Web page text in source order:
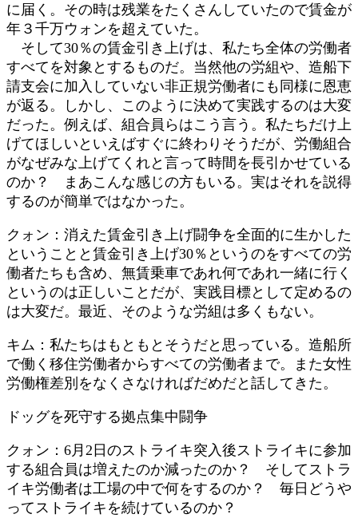
に届く。その時は残業をたくさんしていたので賃金が
年３千万ウォンを超えていた。
そして30％の賃金引き上げは、私たち全体の労働者
すべてを対象とするものだ。当然他の労組や、造船下
請支会に加入していない非正規労働者にも同様に恩恵
が返る。しかし、このように決めて実践するのは大変
だった。例えば、組合員らはこう言う。私たちだけ上
げてほしいといえばすぐに終わりそうだが、労働組合
がなぜみな上げてくれと言って時間を長引かせている
のか？ まあこんな感じの方もいる。実はそれを説得
するのが簡単ではなかった。
クォン：消えた賃金引き上げ闘争を全面的に生かした
ということと賃金引き上げ30％というのをすべての労
働者たちも含め、無賃乗車であれ何であれ一緒に行く
というのは正しいことだが、実践目標として定めるの
は大変だ。最近、そのような労組は多くもない。
キム：私たちはもともとそうだと思っている。造船所
で働く移住労働者からすべての労働者まで。また女性
労働権差別をなくさなければだめだと話してきた。
ドッグを死守する拠点集中闘争
クォン：6月2日のストライキ突入後ストライキに参加
する組合員は増えたのか減ったのか？ そしてストラ
イキ労働者は工場の中で何をするのか？ 毎日どうや
ってストライキを続けているのか？